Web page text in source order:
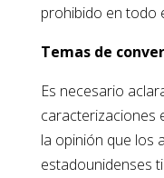
prohibido en todo
Temas de
Es necesario
caracterizaciones
la opinión que los
estadounidenses